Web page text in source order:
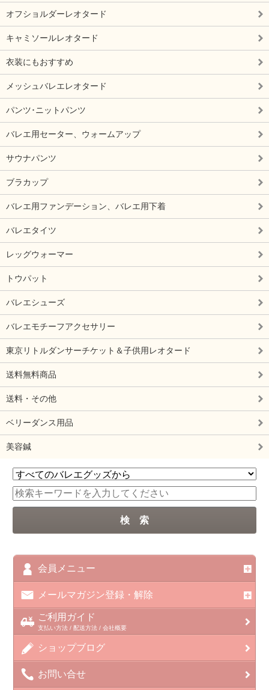
オフショルダーレオタード
キャミソールレオタード
衣装にもおすすめ
メッシュバレエレオタード
パンツ･ニットパンツ
バレエ用セーター、ウォームアップ
サウナパンツ
ブラカップ
バレエ用ファンデーション、バレエ用下着
バレエタイツ
レッグウォーマー
トウパット
バレエシューズ
バレエモチーフアクセサリー
東京リトルダンサーチケット＆子供用レオタード
送料無料商品
送料・その他
ベリーダンス用品
美容鍼
会員メニュー
メールマガジン登録・解除
ご利用ガイド
支払い方法 / 配送方法 / 会社概要
ショップブログ
お問い合せ